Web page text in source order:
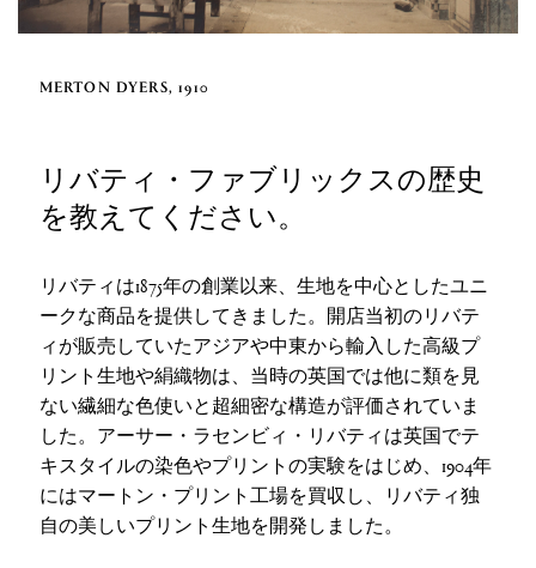
MERTON DYERS, 1910
リバティ・ファブリックスの歴史
を教えてください。
リバティは1875年の創業以来、生地を中心としたユニ
ークな商品を提供してきました。開店当初のリバテ
ィが販売していたアジアや中東から輸入した高級プ
リント生地や絹織物は、当時の英国では他に類を見
ない繊細な色使いと超細密な構造が評価されていま
した。アーサー・ラセンビィ・リバティは英国でテ
キスタイルの染色やプリントの実験をはじめ、1904年
にはマートン・プリント工場を買収し、リバティ独
自の美しいプリント生地を開発しました。